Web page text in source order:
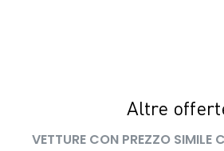
Altre
VETTURE CON PREZZO SIMILE